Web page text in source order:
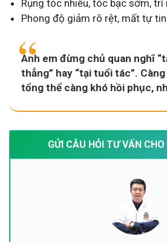
Rụng tóc nhiều, tóc bạc sớm, trí
Phong độ giảm rõ rệt, mất tự tin
Anh em đừng chủ quan nghĩ
thẳng” hay “tại tuổi tác”.
tổng thể càng khó hồi phục,
GỬI CÂU HỎI TƯ VẤN